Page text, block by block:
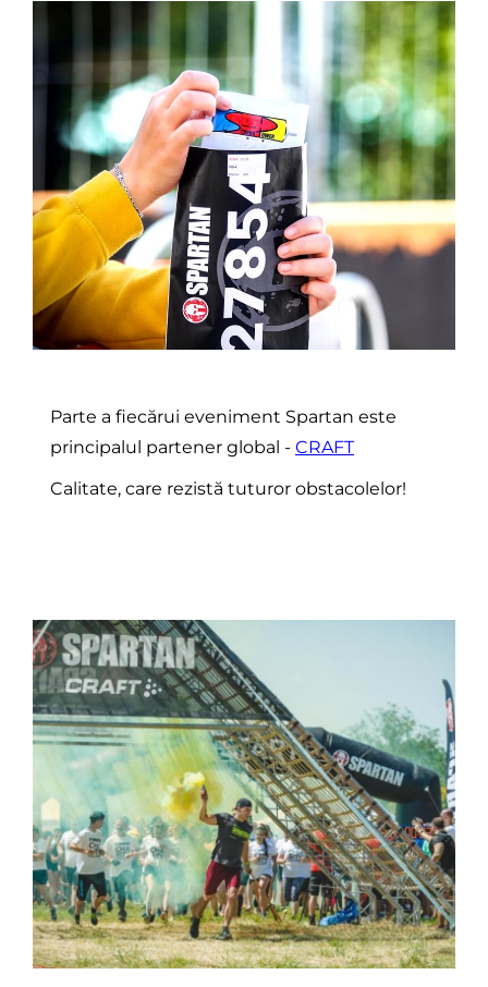
Parte a fiecărui eveniment Spartan este
principalul partener global - CRAFT
Calitate, care rezistă tuturor obstacolelor!